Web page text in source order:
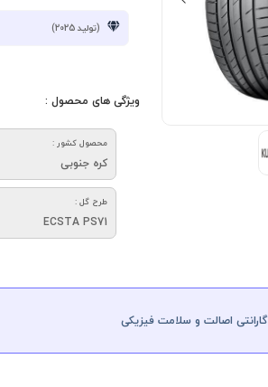
(تولید 2025)
ویژگی های محصول :
محصول کشور :
کره جنوبی
طرح گل :
ECSTA PS71
گارانتی اصالت و سلامت فیزیکی